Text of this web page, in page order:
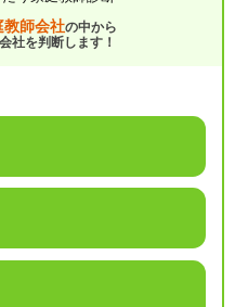
教師会社の中から
社を判断します！